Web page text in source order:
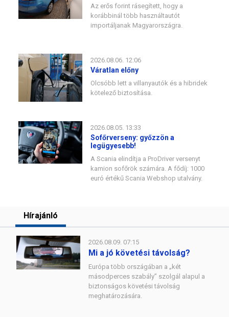
Az erős forint rásegített, hogy a
korábbinál több használtautót
importáljanak Magyarországra.
2026.08.06. 12:06
Váratlan előny
Olcsóbb lett a villanyautók és a hibridek
kötelező biztosítása.
2026.08.05. 13:33
Sofőrverseny: győzzön a
legügyesebb!
A Scania elindítja a ProDriver versenyt
kamion sofőrök számára. A fődíj: 1000
euró értékű Scania Webshop utalvány.
Hírajánló
2026.08.09. 07:15
Mi a jó követési távolság?
Európa több országában a „két
másodperces szabály” szolgál alapul a
biztonságos követési távolság
meghatározására.